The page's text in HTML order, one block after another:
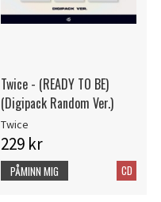
Twice - (READY TO BE)
(Digipack Random Ver.)
Twice
229 kr
CD
PÅMINN MIG